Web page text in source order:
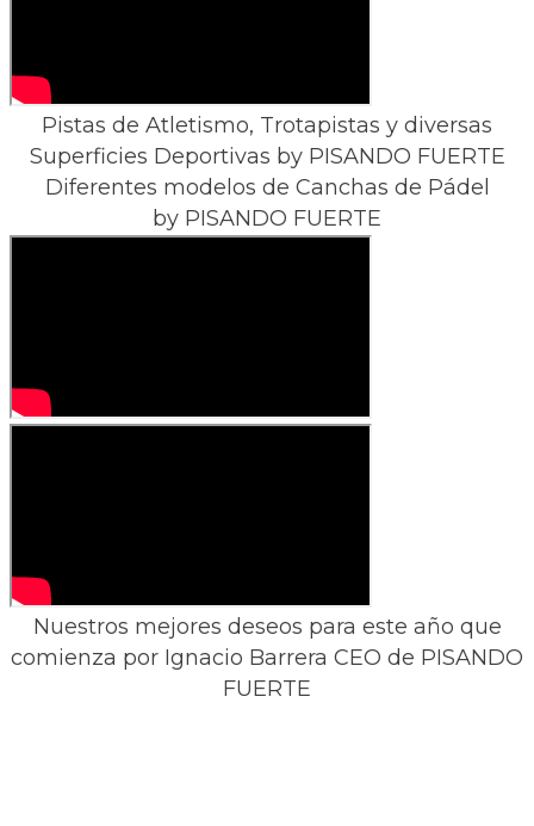
Pistas de Atletismo, Trotapistas y diversas
Superficies Deportivas by PISANDO FUERTE
Diferentes modelos de Canchas de Pádel
by PISANDO FUERTE
Nuestros mejores deseos para este año que
comienza por Ignacio Barrera CEO de PISANDO
FUERTE